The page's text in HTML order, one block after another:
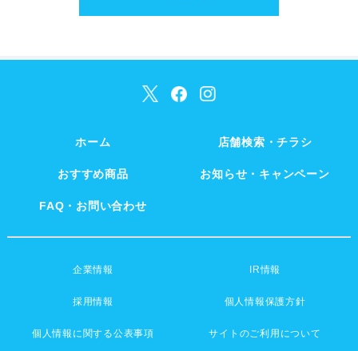
ホーム 店舗検索・チラシ
おすすめ商品 お知らせ・キャンペーン
FAQ・お問い合わせ
企業情報 IR情報
採用情報 個人情報保護方針
個人情報に関する公表事項 サイトのご利用について